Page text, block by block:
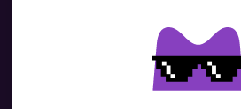
Kontakta oss